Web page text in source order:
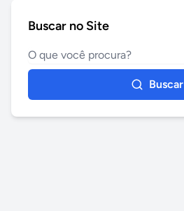
Buscar no Site
Buscar